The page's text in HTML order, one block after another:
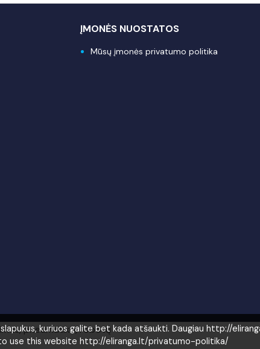
kuriuos galite bet kada atšaukti. Daugiau http://
use this website http://eliranga.lt/privatumo-politika/
ĮMONĖS NUOSTATOS
Mūsų įmonės privatumo politika
pneumatika, robotų